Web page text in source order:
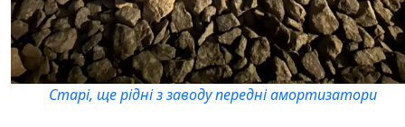
Старі, ще рідні з заводу передні амортизатори